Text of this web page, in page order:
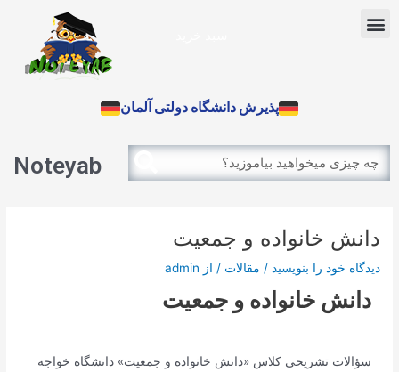
Menu
پذیرش دانشگاه دولتی آلمان
Search
Search
Noteyab
دانش خانواده و جمعیت
دیدگاه‌ خود را بنویسید / مقالات / از admin
دانش خانواده و جمعیت
سؤالات تشریحی کلاس «دانش خانواده و جمعیت» دانشگاه خواجه
نوشته